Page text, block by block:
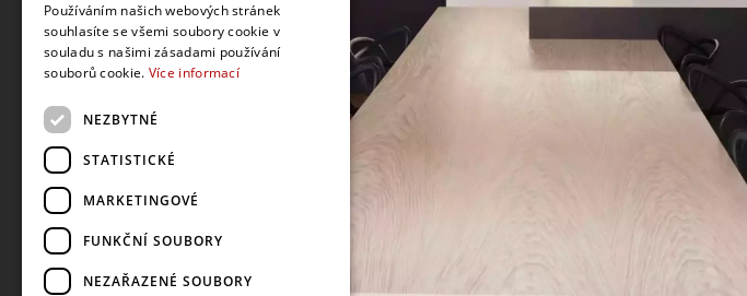
Používáním našich webových stránek
souhlasíte se všemi soubory cookie v
souladu s našimi zásadami používání
souborů cookie. Více informací
NEZBYTNÉ
STATISTICKÉ
MARKETINGOVÉ
FUNKČNÍ SOUBORY
NEZAŘAZENÉ SOUBORY